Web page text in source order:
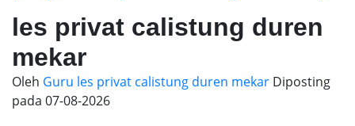
les privat calistung duren
mekar
Oleh Guru les privat calistung duren mekar Diposting
pada 07-08-2026